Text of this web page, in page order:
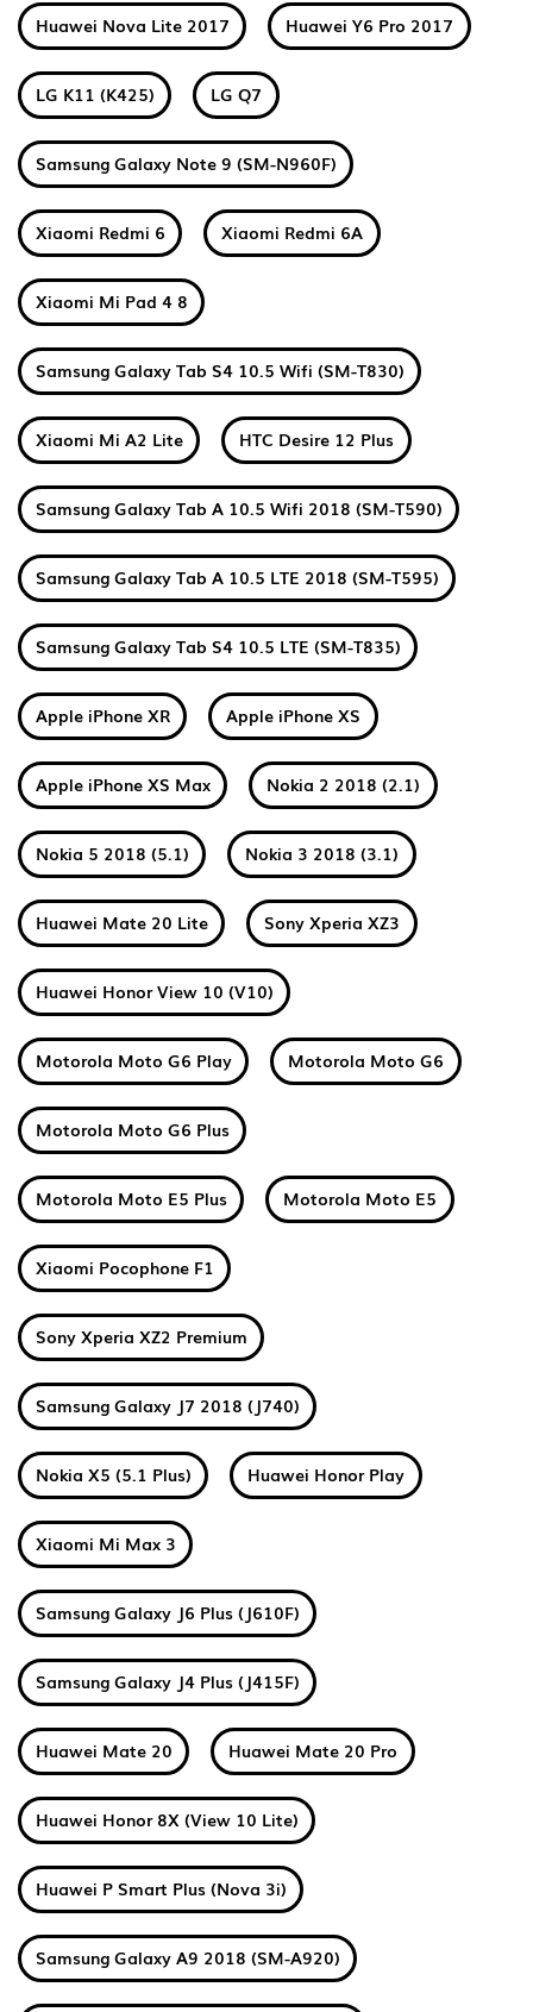
Huawei Nova Lite 2017 Huawei Y6 Pro 2017
LG K11 (K425) LG Q7
Samsung Galaxy Note 9 (SM-N960F)
Xiaomi Redmi 6 Xiaomi Redmi 6A
Xiaomi Mi Pad 4 8
Samsung Galaxy Tab S4 10.5 Wifi (SM-T830)
Xiaomi Mi A2 Lite HTC Desire 12 Plus
Samsung Galaxy Tab A 10.5 Wifi 2018 (SM-T590)
Samsung Galaxy Tab A 10.5 LTE 2018 (SM-T595)
Samsung Galaxy Tab S4 10.5 LTE (SM-T835)
Apple iPhone XR Apple iPhone XS
Apple iPhone XS Max Nokia 2 2018 (2.1)
Nokia 5 2018 (5.1) Nokia 3 2018 (3.1)
Huawei Mate 20 Lite Sony Xperia XZ3
Huawei Honor View 10 (V10)
Motorola Moto G6 Play Motorola Moto G6
Motorola Moto G6 Plus
Motorola Moto E5 Plus Motorola Moto E5
Xiaomi Pocophone F1
Sony Xperia XZ2 Premium
Samsung Galaxy J7 2018 (J740)
Nokia X5 (5.1 Plus) Huawei Honor Play
Xiaomi Mi Max 3
Samsung Galaxy J6 Plus (J610F)
Samsung Galaxy J4 Plus (J415F)
Huawei Mate 20 Huawei Mate 20 Pro
Huawei Honor 8X (View 10 Lite)
Huawei P Smart Plus (Nova 3i)
Samsung Galaxy A9 2018 (SM-A920)